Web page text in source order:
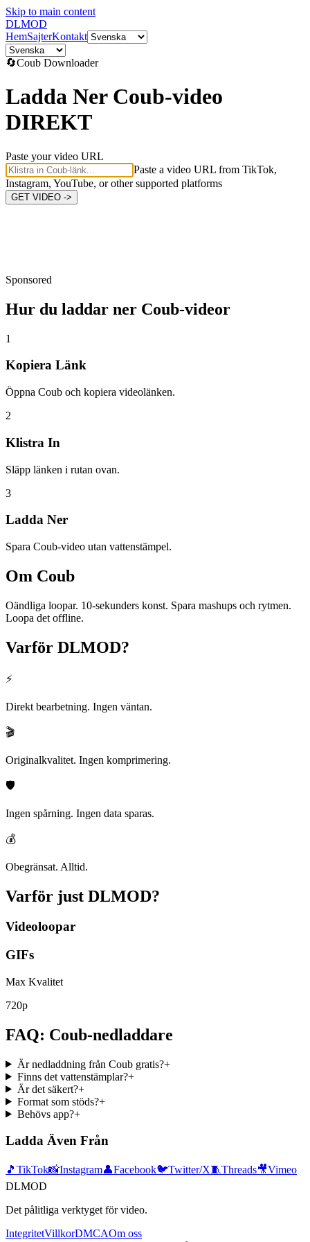
Skip to main content
DLMOD
HemSajterKontakt
🔄Coub Downloader
Ladda Ner Coub-video
DIREKT
Paste your video URL
Paste a video URL from TikTok,
Instagram, YouTube, or other supported platforms
GET VIDEO ->
Sponsored
Hur du laddar ner Coub-videor
1
Kopiera Länk
Öppna Coub och kopiera videolänken.
2
Klistra In
Släpp länken i rutan ovan.
3
Ladda Ner
Spara Coub-video utan vattenstämpel.
Om Coub
Oändliga loopar. 10-sekunders konst. Spara mashups och rytmen.
Loopa det offline.
Varför DLMOD?
⚡
Direkt bearbetning. Ingen väntan.
🎬
Originalkvalitet. Ingen komprimering.
🛡️
Ingen spårning. Ingen data sparas.
💰
Obegränsat. Alltid.
Varför just DLMOD?
Videoloopar
GIFs
Max Kvalitet
720p
FAQ: Coub-nedladdare
Är nedladdning från Coub gratis?+
Finns det vattenstämplar?+
Är det säkert?+
Format som stöds?+
Behövs app?+
Ladda Även Från
🎵 TikTok📸Instagram👤Facebook🐦Twitter/X🧵Threads🎥Vimeo
DLMOD
Det pålitliga verktyget för video.
IntegritetVillkorDMCAOm oss